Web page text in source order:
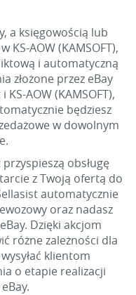
a księgowością lub
KS-AOW (KAMSOFT),
i automatyczną
złożone przez eBay
AOW (KAMSOFT),
będziesz
w dowolnym
obsługę
z Twoją ofertą do
automatycznie
oraz nadasz
Dzięki akcjom
różne zależności dla
klientom
o etapie realizacji